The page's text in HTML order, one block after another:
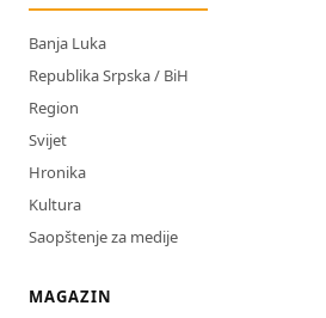
Banja Luka
Republika Srpska / BiH
Region
Svijet
Hronika
Kultura
Saopštenje za medije
MAGAZIN